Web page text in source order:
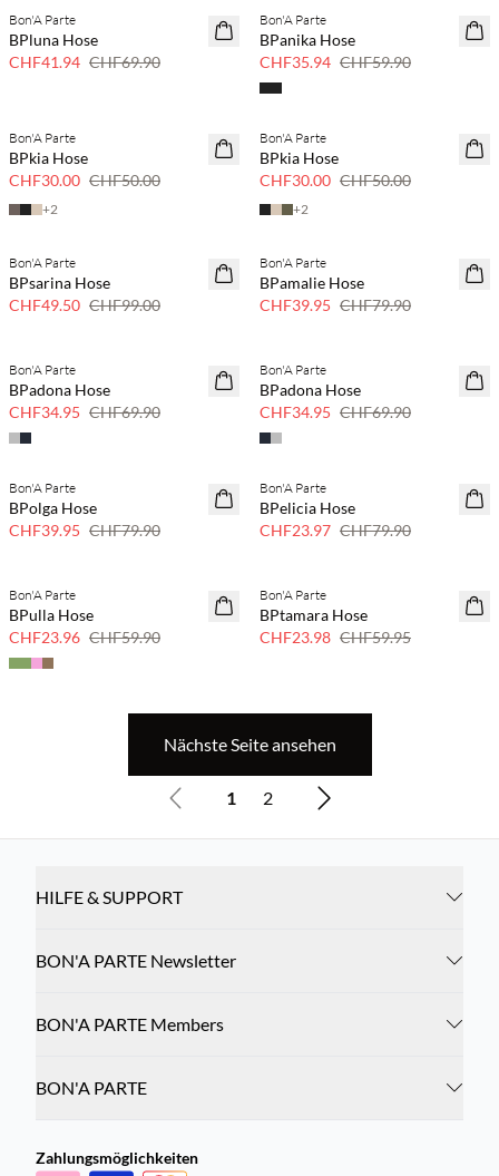
40 % Rabatt
Bon'A Parte
BPluna Hose
CHF41.94 CHF69.90
40 % Rabatt
Bon'A Parte
BPanika Hose
CHF35.94 CHF59.90
40 % Rabatt
Bon'A Parte
BPkia Hose
CHF30.00 CHF50.00
+2
40 % Rabatt
Bon'A Parte
BPkia Hose
CHF30.00 CHF50.00
+2
50 % Rabatt
Bon'A Parte
BPsarina Hose
CHF49.50 CHF99.00
50 % Rabatt
Bon'A Parte
BPamalie Hose
CHF39.95 CHF79.90
50 % Rabatt
Bon'A Parte
BPadona Hose
CHF34.95 CHF69.90
50 % Rabatt
Bon'A Parte
BPadona Hose
CHF34.95 CHF69.90
50 % Rabatt
Bon'A Parte
BPolga Hose
CHF39.95 CHF79.90
70 % Rabatt
Bon'A Parte
BPelicia Hose
CHF23.97 CHF79.90
60% Rabatt
Bon'A Parte
BPulla Hose
CHF23.96 CHF59.90
60% Rabatt
Bon'A Parte
BPtamara Hose
CHF23.98 CHF59.95
Nächste Seite ansehen
1 2
HILFE & SUPPORT
BON'A PARTE Newsletter
BON'A PARTE Members
BON'A PARTE
Zahlungsmöglichkeiten